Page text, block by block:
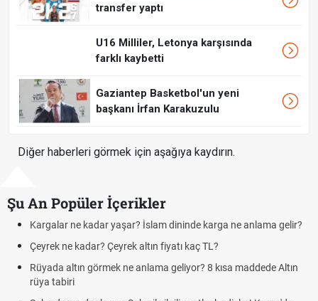
transfer yaptı
U16 Milliler, Letonya karşısında
farklı kaybetti
Gaziantep Basketbol'un yeni
başkanı İrfan Karakuzulu
Diğer haberleri görmek için aşağıya kaydırın.
Şu An Popüler İçerikler
ne kadar yaşar? İslam dininde karga ne anlama gelir?
ne kadar? Çeyrek altın fiyatı kaç TL?
altın görmek ne anlama geliyor? 8 kısa maddede Altın
Cemre